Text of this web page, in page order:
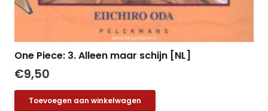
One Piece: 3. Alleen maar schijn [NL]
€9,50
Toevoegen aan winkelwagen